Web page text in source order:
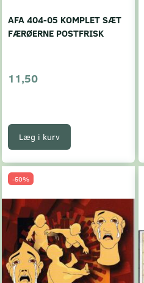
AFA 404-05 KOMPLET SÆT
FÆRØERNE POSTFRISK
11,50
Læg i kurv
-50%